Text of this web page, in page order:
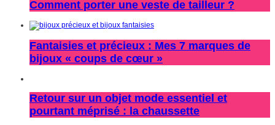
Comment porter une veste de tailleur ?
Fantaisies et précieux : Mes 7 marques de
bijoux « coups de cœur »
Retour sur un objet mode essentiel et
pourtant méprisé : la chaussette